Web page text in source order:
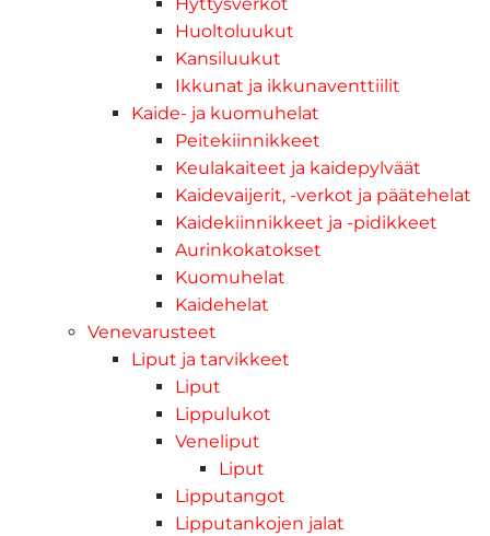
Huoltoluukut
Kansiluukut
Ikkunat ja ikkunaventtiilit
Kaide- ja kuomuhelat
Peitekiinnikkeet
Keulakaiteet ja kaidepylväät
Kaidevaijerit, -verkot ja päätehelat
Kaidekiinnikkeet ja -pidikkeet
Aurinkokatokset
Kuomuhelat
Kaidehelat
Venevarusteet
Liput ja tarvikkeet
Liput
Lippulukot
Veneliput
Liput
Lipputangot
Lipputankojen jalat